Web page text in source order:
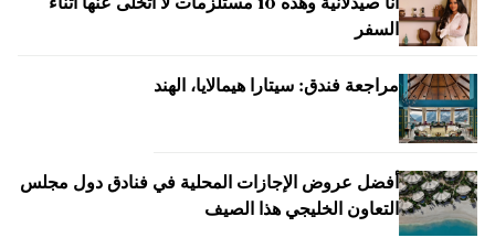
أنا صيدلانية وهذه 10 مستلزمات لا أتخلى عنها أثناء
السفر
مراجعة فندق: سيتارا هيمالايا، الهند
أفضل عروض الإجازات المحلية في فنادق دول مجلس
التعاون الخليجي هذا الصيف